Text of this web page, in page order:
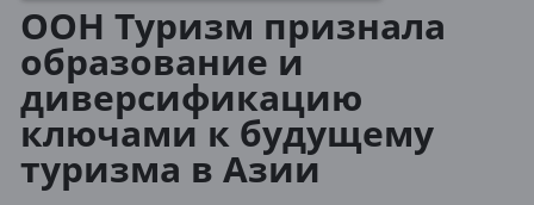
ООН Туризм признала
образование и
диверсификацию
ключами к будущему
туризма в Азии